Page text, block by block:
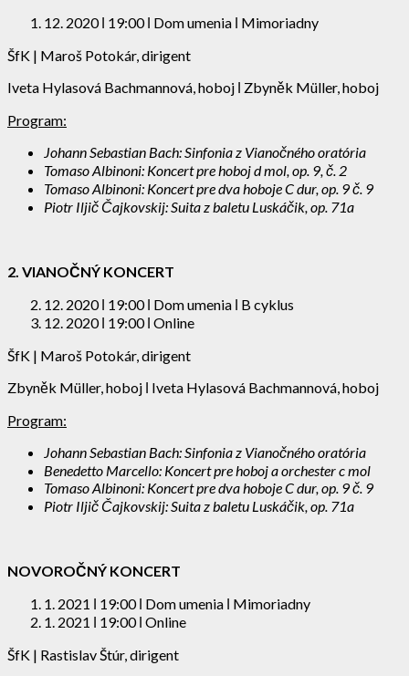
12. 2020 ǀ 19:00 ǀ Dom umenia ǀ Mimoriadny
ŠfK | Maroš Potokár, dirigent
Iveta Hylasová Bachmannová, hoboj ǀ Zbyněk Müller, hoboj
Program:
Johann Sebastian Bach: Sinfonia z Vianočného oratória
Tomaso Albinoni: Koncert pre hoboj d mol, op. 9, č. 2
Tomaso Albinoni: Koncert pre dva hoboje C dur, op. 9 č. 9
Piotr Iljič Čajkovskij: Suita z baletu Luskáčik, op. 71a
2. VIANOČNÝ KONCERT
12. 2020 ǀ 19:00 ǀ Dom umenia ǀ B cyklus
12. 2020 ǀ 19:00 ǀ Online
ŠfK | Maroš Potokár, dirigent
Zbyněk Müller, hoboj ǀ Iveta Hylasová Bachmannová, hoboj
Program:
Johann Sebastian Bach: Sinfonia z Vianočného oratória
Benedetto Marcello: Koncert pre hoboj a orchester c mol
Tomaso Albinoni: Koncert pre dva hoboje C dur, op. 9 č. 9
Piotr Iljič Čajkovskij: Suita z baletu Luskáčik, op. 71a
NOVOROČNÝ KONCERT
1. 2021 ǀ 19:00 ǀ Dom umenia ǀ Mimoriadny
1. 2021 ǀ 19:00 ǀ Online
ŠfK | Rastislav Štúr, dirigent